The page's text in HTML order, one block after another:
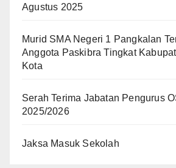
Agustus 2025
Murid SMA Negeri 1 Pangkalan
Anggota Paskibra Tingkat
Kota
Serah Terima Jabatan Pengurus
2025/2026
Jaksa Masuk Sekolah